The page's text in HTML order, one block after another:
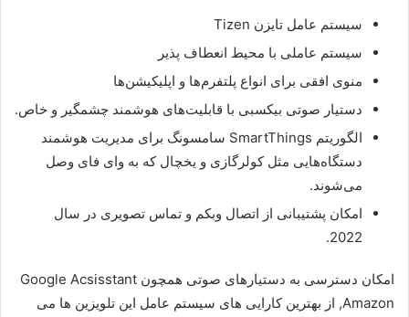
سیستم عامل تایزن Tizen
سیستم عاملی با محیط انعطاف پذیر
منوی افقی برای انواع پلتفرم‌ها و اپلیکیشن‌ها
دستیار صوتی بیکسبی با قابلیت‌های هوشمند چشمگیر و خاص.
الگوریتم SmartThings سامسونگ برای مدیریت هوشمند
دستگاه‌هایی مثل کولرگازی و یخچال که به وای فای وصل
می‌شوند.
امکان پشتیبانی از اتصال وبکم و تماس تصویری در سال
2022.
امکان دسترسی به دستیارهای صوتی همچون Google Acsisstant
,Amazon از بهترین کارایی های سیستم عامل این تلویزین ها می